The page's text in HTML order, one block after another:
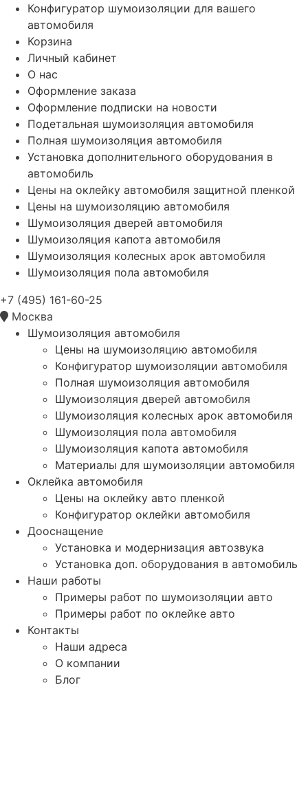
Конфигуратор шумоизоляции для вашего
автомобиля
Корзина
Личный кабинет
О нас
Оформление заказа
Оформление подписки на новости
Подетальная шумоизоляция автомобиля
Полная шумоизоляция автомобиля
Установка дополнительного оборудования в
автомобиль
Цены на оклейку автомобиля защитной пленкой
Цены на шумоизоляцию автомобиля
Шумоизоляция дверей автомобиля
Шумоизоляция капота автомобиля
Шумоизоляция колесных арок автомобиля
Шумоизоляция пола автомобиля
+7 (495) 161-60-25
Москва
Шумоизоляция автомобиля
Цены на шумоизоляцию автомобиля
Конфигуратор шумоизоляции автомобиля
Полная шумоизоляция автомобиля
Шумоизоляция дверей автомобиля
Шумоизоляция колесных арок автомобиля
Шумоизоляция пола автомобиля
Шумоизоляция капота автомобиля
Материалы для шумоизоляции автомобиля
Оклейка автомобиля
Цены на оклейку авто пленкой
Конфигуратор оклейки автомобиля
Дооснащение
Установка и модернизация автозвука
Установка доп. оборудования в автомобиль
Наши работы
Примеры работ по шумоизоляции авто
Примеры работ по оклейке авто
Контакты
Наши адреса
О компании
Блог